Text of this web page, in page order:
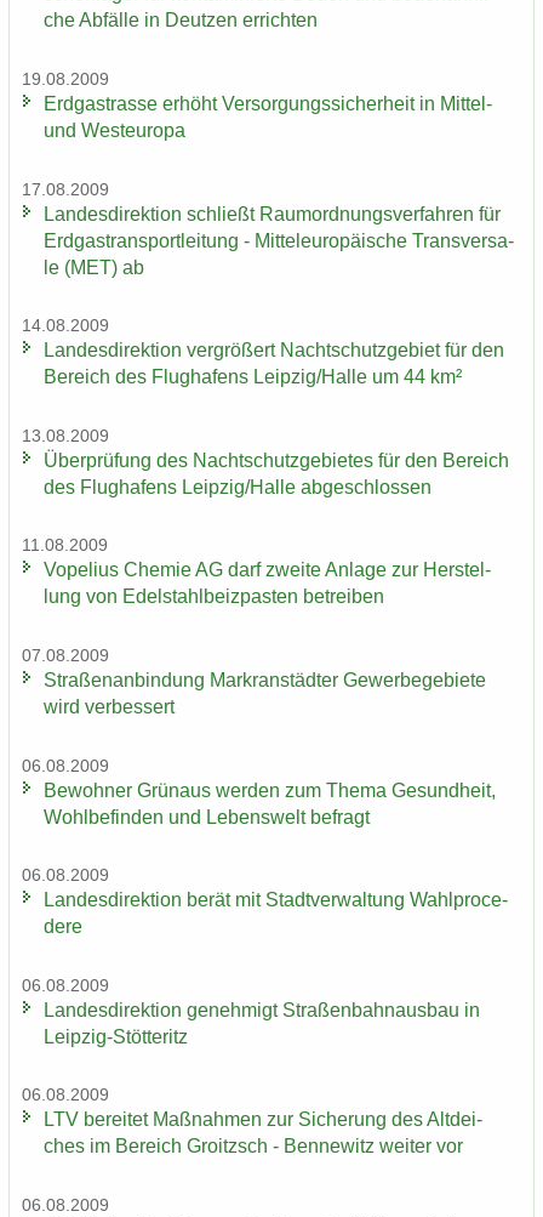
che Ab­fäl­le in Deut­zen er­rich­ten
19.08.2009
Erd­gas­tras­se er­höht Ver­sor­gungs­si­cher­heit in Mittel-​
und West­eu­ro­pa
17.08.2009
Lan­des­di­rek­ti­on schließt Raum­ord­nungs­ver­fah­ren für
Erd­gas­trans­port­lei­tung - Mit­tel­eu­ro­päi­sche Trans­ver­sa­
le (MET) ab
14.08.2009
Lan­des­di­rek­ti­on ver­grö­ßert Nacht­schutz­ge­biet für den
Be­reich des Flug­ha­fens Leip­zig/Halle um 44 km²
13.08.2009
Über­prü­fung des Nacht­schutz­ge­bie­tes für den Be­reich
des Flug­ha­fens Leip­zig/Halle ab­ge­schlos­sen
11.08.2009
Vo­pe­li­us Che­mie AG darf zwei­te An­la­ge zur Her­stel­
lung von Edel­stahl­beiz­pas­ten be­trei­ben
07.08.2009
Stra­ßen­an­bin­dung Markran­städ­ter Ge­wer­be­ge­bie­te
wird ver­bes­sert
06.08.2009
Be­woh­ner Grün­aus wer­den zum Thema Ge­sund­heit,
Wohl­be­fin­den und Le­bens­welt be­fragt
06.08.2009
Lan­des­di­rek­ti­on berät mit Stadt­ver­wal­tung Wahlpro­ce­
de­re
06.08.2009
Lan­des­di­rek­ti­on ge­neh­migt Stra­ßen­bahn­aus­bau in
Leipzig-​Stötteritz
06.08.2009
LTV be­rei­tet Maß­nah­men zur Si­che­rung des Alt­dei­
ches im Be­reich Groitzsch - Ben­ne­witz wei­ter vor
06.08.2009